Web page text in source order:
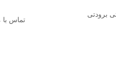
تماس با